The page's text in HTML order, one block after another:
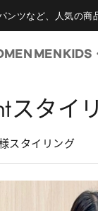
ンツなど、人気の商
MENKIDS
スタイ
スタイリング